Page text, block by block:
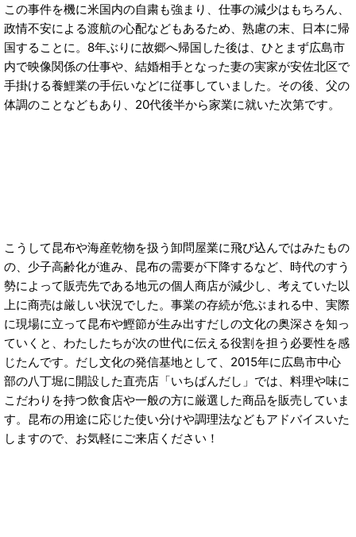
この事件を機に米国内の自粛も強まり、仕事の減少はもちろん、
政情不安による渡航の心配などもあるため、熟慮の末、日本に帰
国することに。8年ぶりに故郷へ帰国した後は、ひとまず広島市
内で映像関係の仕事や、結婚相手となった妻の実家が安佐北区で
手掛ける養鯉業の手伝いなどに従事していました。その後、父の
体調のことなどもあり、20代後半から家業に就いた次第です。
こうして昆布や海産乾物を扱う卸問屋業に飛び込んではみたもの
の、少子高齢化が進み、昆布の需要が下降するなど、時代のすう
勢によって販売先である地元の個人商店が減少し、考えていた以
上に商売は厳しい状況でした。事業の存続が危ぶまれる中、実際
に現場に立って昆布や鰹節が生み出すだしの文化の奥深さを知っ
ていくと、わたしたちが次の世代に伝える役割を担う必要性を感
じたんです。だし文化の発信基地として、2015年に広島市中心
部の八丁堀に開設した直売店「いちばんだし」では、料理や味に
こだわりを持つ飲食店や一般の方に厳選した商品を販売していま
す。昆布の用途に応じた使い分けや調理法などもアドバイスいた
しますので、お気軽にご来店ください！